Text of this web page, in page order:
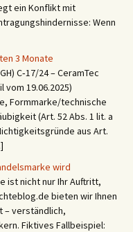
ein Konflikt mit
Wenn
3 Monate
C‑17/24 – CeramTec
vom 19.06.2025)
Formmarke/technische
(Art. 52 Abs. 1 lit. a
aus Art.
wird
ist nicht nur Ihr Auftritt,
bieten wir Ihnen
– verständlich,
Fiktives Fallbeispiel: